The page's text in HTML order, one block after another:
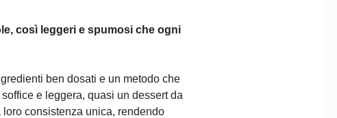
così leggeri e spumosi che ogni
ben dosati e un metodo che
e leggera, quasi un dessert da
consistenza unica, rendendo